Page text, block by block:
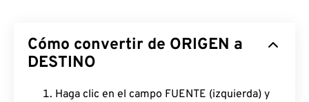
Cómo convertir de ORIGEN a
DESTINO
Haga clic en el campo FUENTE (izquierda) y